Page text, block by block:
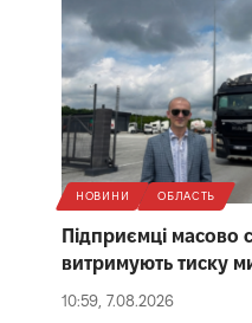
НОВИНИ ОБЛАСТЬ
Підприємці масово
витримують тиску
10:59, 7.08.2026